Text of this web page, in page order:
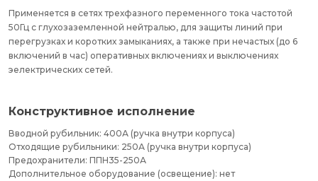
Применяется в сетях трехфазного переменного тока частотой
50Гц с глухозаземленной нейтралью, для защиты линий при
перегрузках и коротких замыканиях, а также при нечастых (до 6
включений в час) оперативных включениях и выключениях
эелектрических сетей.
Конструктивное исполнение
Вводной рубильник: 400А (ручка внутри корпуса)
Отходящие рубильники: 250А (ручка внутри корпуса)
Предохранители: ППН35-250А
Дополнительное оборудование (освещение): нет